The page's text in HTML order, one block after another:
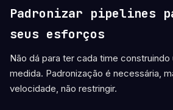
Padronizar pipelines
seus esforços
Não dá para ter cada time construindo
medida. Padronização é necessária,
velocidade, não restringir.